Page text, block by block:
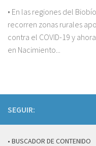
• En las regiones del
recorren zonas rurales
contra el COVID-19 y
en Nacimiento...
SEGUIR:
• BUSCADOR DE CONTENIDO